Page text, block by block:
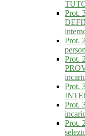
Prot.
Prot.
Prot.
Prot.
Prot.
Prot.